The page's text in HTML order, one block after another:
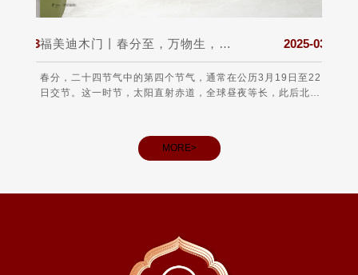
福美迪木门丨春分至，万物生，希望与美好同在! 2025-03
春分，二十四节气中的第四个节气，通常在公历3月19日至22
日交节。这一时节，太阳直射赤道，全球昼夜等长，此后北半
沛，除青藏高原等高寒地区外，越冬作物进入生长旺季，田间
MORE>